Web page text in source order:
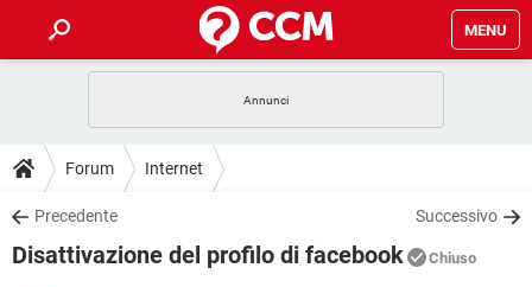
MENU
INTRATTENIMENTO
iOS
INSTAGRAM WHATSAPP
GUIDE
COVID-19
DOWNLOAD
COVID-19 GAMING
Forum Internet
Precedente Successivo
Disattivazione del profilo di facebook Chiuso